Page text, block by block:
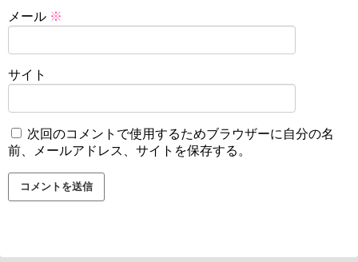
メール ※
サイト
次回のコメントで使用するためブラウザーに自分の名
前、メールアドレス、サイトを保存する。